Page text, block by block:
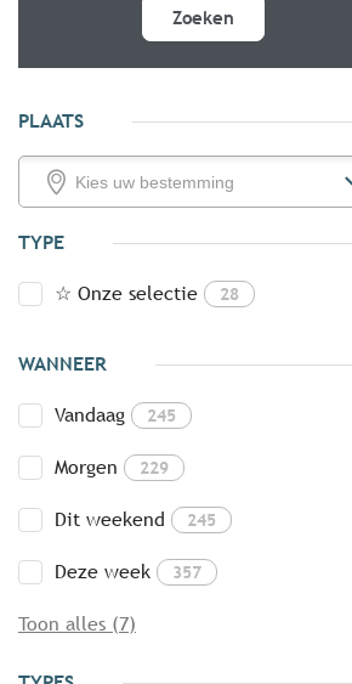
Zoeken
PLAATS
TYPE
☆ Onze selectie 28
WANNEER
Vandaag 245
Morgen 229
Dit weekend 245
Deze week 357
Toon alles (7)